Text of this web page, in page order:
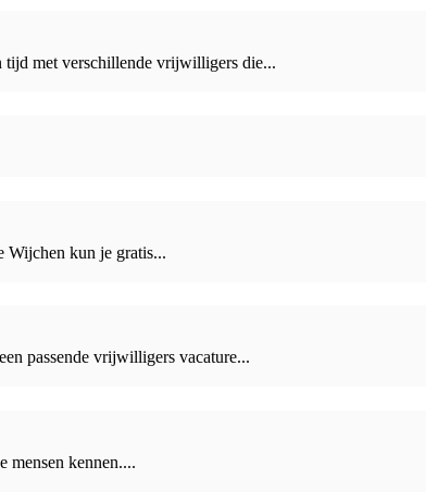
tijd met verschillende vrijwilligers die...
Wijchen kun je gratis...
passende vrijwilligers vacature...
mensen kennen....